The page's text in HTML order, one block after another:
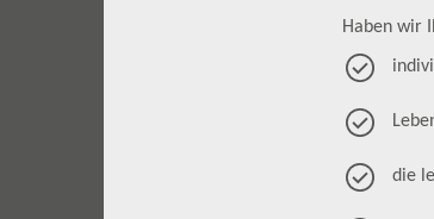
Haben wir
die